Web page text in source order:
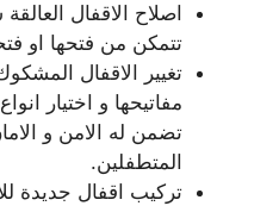
اصلاح الاقفال
تتمكن من فتحها او
تغيير الاقفال
مفاتيحها و اختيار
تضمن له الامن و
المتطفلين.
تركيب اقفال جديدة